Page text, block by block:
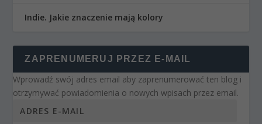
Indie. Jakie znaczenie mają kolory
ZAPRENUMERUJ PRZEZ E-MAIL
Wprowadź swój adres email aby zaprenumerować ten blog i
otrzymywać powiadomienia o nowych wpisach przez email.